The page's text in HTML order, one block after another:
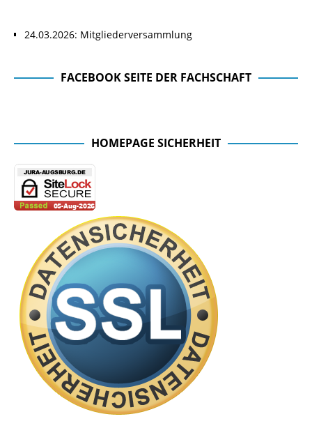
24.03.2026: Mitgliederversammlung
FACEBOOK SEITE DER FACHSCHAFT
HOMEPAGE SICHERHEIT